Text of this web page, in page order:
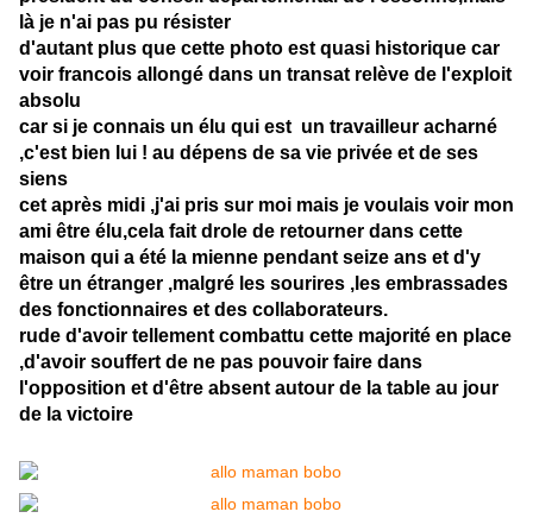
là je n'ai pas pu résister
d'autant plus que cette photo est quasi historique car
voir francois allongé dans un transat relève de l'exploit
absolu
car si je connais un élu qui est un travailleur acharné
,c'est bien lui ! au dépens de sa vie privée et de ses
siens
cet après midi ,j'ai pris sur moi mais je voulais voir mon
ami être élu,cela fait drole de retourner dans cette
maison qui a été la mienne pendant seize ans et d'y
être un étranger ,malgré les sourires ,les embrassades
des fonctionnaires et des collaborateurs.
rude d'avoir tellement combattu cette majorité en place
,d'avoir souffert de ne pas pouvoir faire dans
l'opposition et d'être absent autour de la table au jour
de la victoire